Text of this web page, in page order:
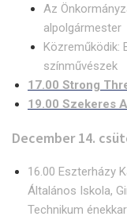
Az
alpolgármester
Közreműködik:
színművészek
17.00 Strong
19.00 Szekeres
December 14.
16.00 Eszterházy
Általános Iskola,
Technikum